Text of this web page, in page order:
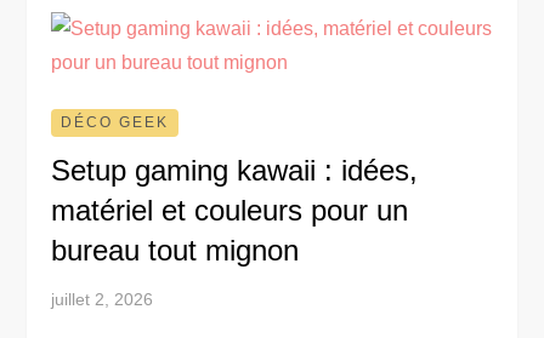
DÉCO GEEK
Setup gaming kawaii : idées,
matériel et couleurs pour un
bureau tout mignon
juillet 2, 2026